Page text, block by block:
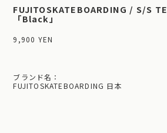
FUJITOSKATEBOARDING / S/S
「Black」
9,900 YEN
ブランド名：
FUJITOSKATEBOARDING 日本